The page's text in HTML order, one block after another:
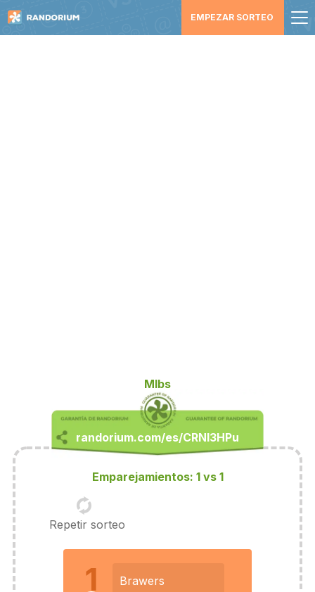
EMPEZAR SORTEO
Mlbs
Emparejamientos: 1 vs 1
Repetir sorteo
1 Brawers